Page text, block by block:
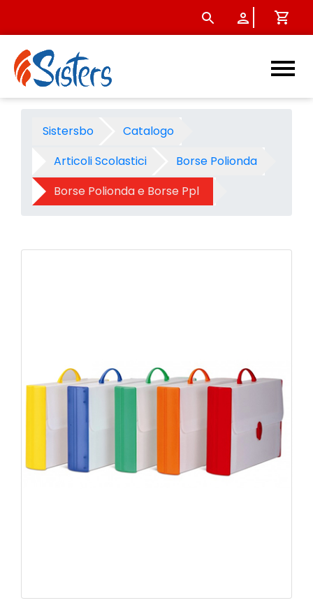
Valigetta polionda hardox
Sistersbo
Catalogo
Articoli Scolastici
Borse Polionda
Borse Polionda e Borse Ppl